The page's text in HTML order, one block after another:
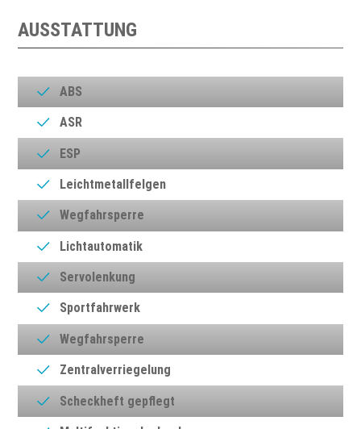
AUSSTATTUNG
ABS
ASR
ESP
Leichtmetallfelgen
Wegfahrsperre
Lichtautomatik
Servolenkung
Sportfahrwerk
Wegfahrsperre
Zentralverriegelung
Scheckheft gepflegt